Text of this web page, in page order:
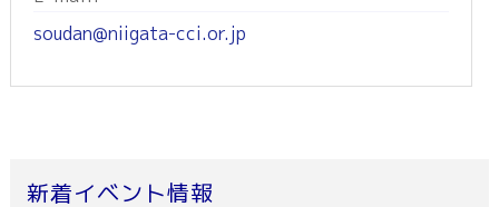
soudan@niigata-cci.or.jp
新着イベント情報